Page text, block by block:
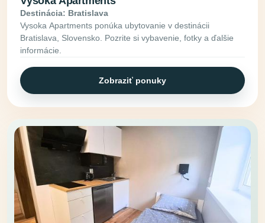
Destinácia: Bratislava
Vysoka Apartments ponúka ubytovanie v destinácii
Bratislava, Slovensko. Pozrite si vybavenie, fotky a ďalšie
informácie.
Zobraziť ponuky